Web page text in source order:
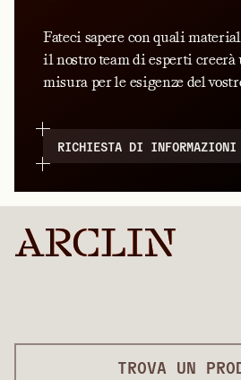
Fateci sapere con quali
il nostro team di esperti creerà
misura per le esigenze del
RICHIESTA DI INFORMAZIONI
TROVA UN